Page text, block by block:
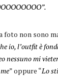
foto non sono
io, l’outfit è
nessuno mi
” oppure “Lo